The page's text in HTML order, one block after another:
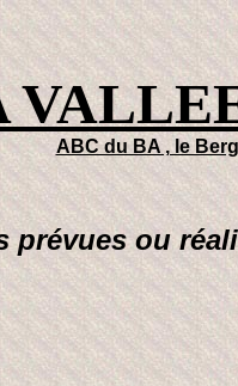
ABC du BA , le
prévues ou